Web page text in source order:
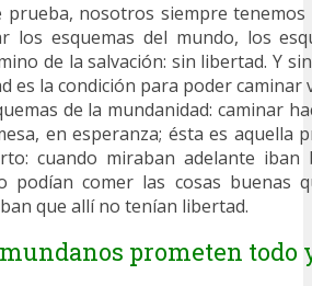
prueba, nosotros siempre
los esquemas del mundo, los
de la salvación: sin libertad. Y
es la condición para poder caminar
de la mundanidad: caminar
en esperanza; ésta es aquella
cuando miraban adelante iban
podían comer las cosas buenas
que allí no tenían libertad.
prometen todo